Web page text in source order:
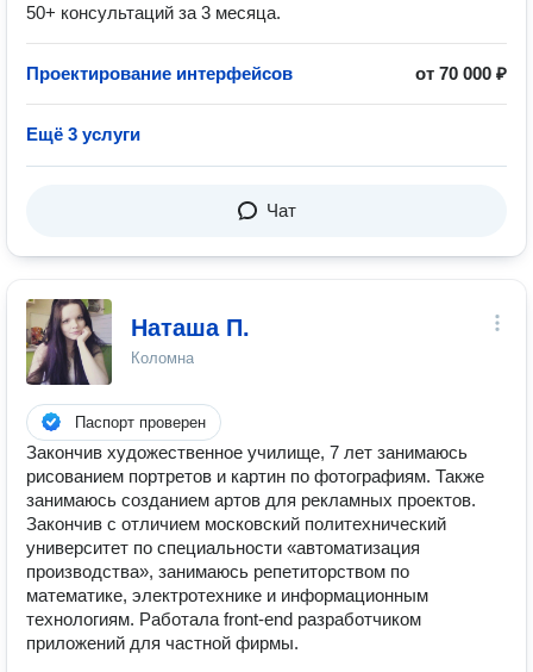
50+ консультаций за 3 месяца.
Проектирование интерфейсов от 70 000 ₽
Ещё 3 услуги
Чат
Наташа П.
Коломна
Паспорт проверен
Закончив художественное училище, 7 лет занимаюсь
рисованием портретов и картин по фотографиям. Также
занимаюсь созданием артов для рекламных проектов.
Закончив с отличием московский политехнический
университет по специальности «автоматизация
производства», занимаюсь репетиторством по
математике, электротехнике и информационным
технологиям. Работала front-end разработчиком
приложений для частной фирмы.